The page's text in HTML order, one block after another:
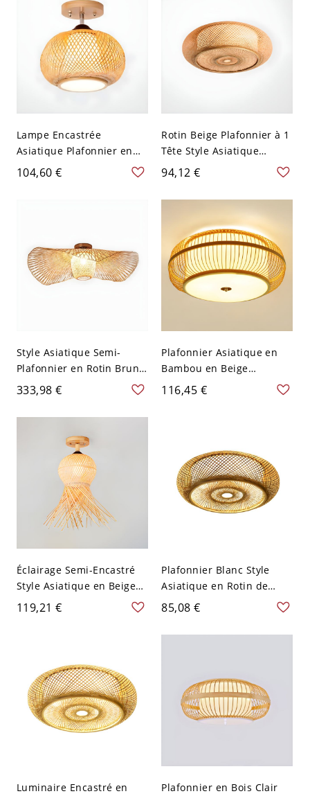
Lampe Encastrée
Asiatique Plafonnier en
Bois en Bambou pour
Salon de Thé - Bois 110 V-
104,60 €
Rotin Beige Plafonnier à 1
Tête Style Asiatique
Luminaire Affleurant
Tambour-en Forme - Beige
110 V-120 V 40,64 cm
94,12 €
Style Asiatique Semi-
Plafonnier en Rotin Brun
Lampe de Plafond à 1
Lumière pour Salon - Bois
Foncé 110 V-120 V 20,32
333,98 €
Plafonnier Asiatique en
Bambou en Beige
Luminaire Affleurant
Design de Tambour - Bois
116,45 €
Éclairage Semi-Encastré
Style Asiatique en Beige
Semi-Plafonnier 1 Tête en
119,21 €
Plafonnier Blanc Style
Asiatique en Rotin de
Bambou Lampe Encastrée
Blanc 110 V-120 V 40,64
85,08 €
Luminaire Encastré en
Plafonnier en Bois Clair